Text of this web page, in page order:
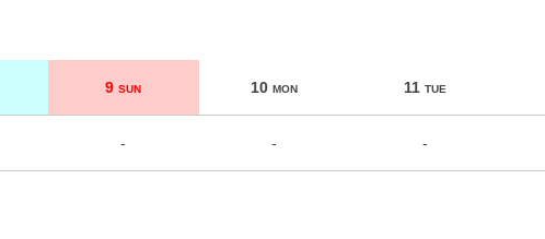
9SUN 10MON 11TUE
- - -